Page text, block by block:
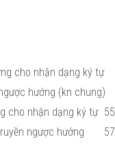
cho nhận dạng ký tự
hướng (kn chung)
cho nhận dạng ký tự 55
ngược hướng
57